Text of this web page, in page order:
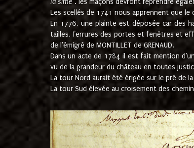
la sime". les maçons devront reprendre
Les scellés de 1741 nous apprennent que le
En 1776, une plainte est déposée car des
tailles, ferrures des portes et fenêtres et
de l'émigré de MONTILLET de GRENAUD.
Dans un acte de 1784 il est fait mention
vu de la grandeur du château en toutes
La tour Nord aurait été érigée sur le pré de
La tour Sud élevée au croisement des